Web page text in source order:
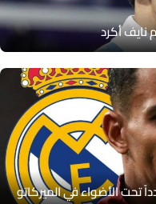
أكرد
الأضواء في الميركاتو